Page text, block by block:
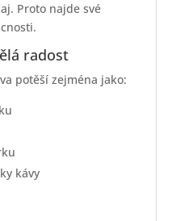
Proto najde své
radost
potěší zejména jako:
kávy